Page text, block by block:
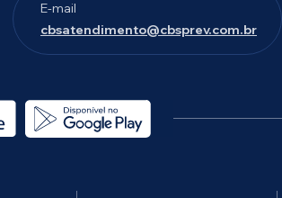
E-mail
cbsatendimento@cbsprev.com.br